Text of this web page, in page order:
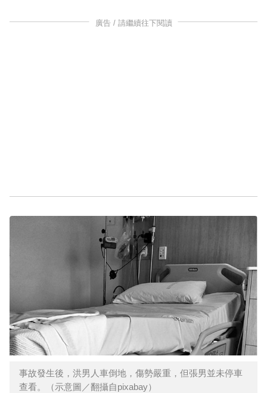
廣告 / 請繼續往下閱讀
事故發生後，洪男人車倒地，傷勢嚴重，但張男並未停車
查看。（示意圖／翻攝自pixabay）